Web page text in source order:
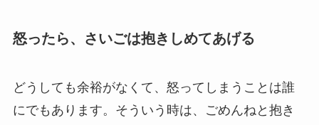
怒ったら、さいごは抱きしめてあげる
どうしても余裕がなくて、怒ってしまうことは誰
にでもあります。そういう時は、ごめんねと抱き